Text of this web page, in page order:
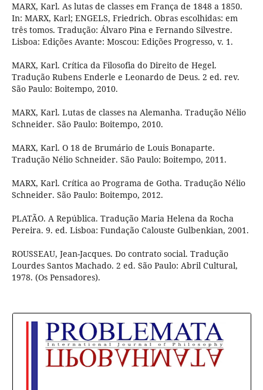
MARX, Karl. As lutas de classes em França de 1848 a 1850.
In: MARX, Karl; ENGELS, Friedrich. Obras escolhidas: em
três tomos. Tradução: Álvaro Pina e Fernando Silvestre.
Lisboa: Edições Avante: Moscou: Edições Progresso, v. 1.
MARX, Karl. Crítica da Filosofia do Direito de Hegel.
Tradução Rubens Enderle e Leonardo de Deus. 2 ed. rev.
São Paulo: Boitempo, 2010.
MARX, Karl. Lutas de classes na Alemanha. Tradução Nélio
Schneider. São Paulo: Boitempo, 2010.
MARX, Karl. O 18 de Brumário de Louis Bonaparte.
Tradução Nélio Schneider. São Paulo: Boitempo, 2011.
MARX, Karl. Crítica ao Programa de Gotha. Tradução Nélio
Schneider. São Paulo: Boitempo, 2012.
PLATÃO. A República. Tradução Maria Helena da Rocha
Pereira. 9. ed. Lisboa: Fundação Calouste Gulbenkian, 2001.
ROUSSEAU, Jean-Jacques. Do contrato social. Tradução
Lourdes Santos Machado. 2 ed. São Paulo: Abril Cultural,
1978. (Os Pensadores).